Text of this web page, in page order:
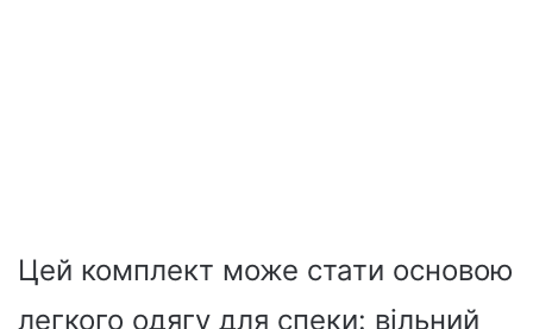
Цей комплект може стати основою
легкого одягу для спеки: вільний